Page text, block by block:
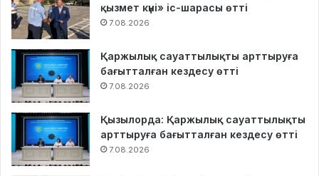
қызмет күні» іс-шарасы өтті
7.08.2026
Қаржылық сауаттылықты арттыруға
бағытталған кездесу өтті
7.08.2026
Қызылорда: Қаржылық сауаттылықты
арттыруға бағытталған кездесу өтті
7.08.2026